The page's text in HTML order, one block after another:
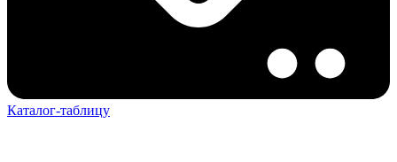
Каталог-таблицу